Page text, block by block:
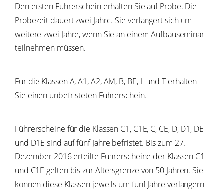
Den ersten Führerschein erhalten Sie auf Probe. Die
Probezeit dauert zwei Jahre. Sie verlängert sich um
weitere zwei Jahre, wenn Sie an einem Aufbauseminar
teilnehmen müssen.
Für die Klassen A, A1, A2, AM, B, BE, L und T erhalten
Sie einen unbefristeten Führerschein.
Führerscheine für die Klassen C1, C1E, C, CE, D, D1, DE
und D1E sind auf fünf Jahre befristet. Bis zum 27.
Dezember 2016 erteilte Führerscheine der Klassen C1
und C1E gelten bis zur Altersgrenze von 50 Jahren. Sie
können diese Klassen jeweils um fünf Jahre verlängern